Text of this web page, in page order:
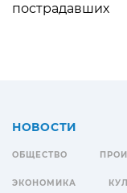
пострадавших
НОВОСТИ
ОБЩЕСТВО
ЭКОНОМИКА